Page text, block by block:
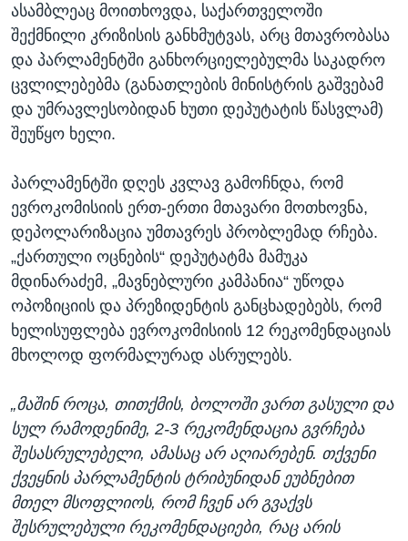
ასამბლეაც მოითხოვდა, საქართველოში
შექმნილი კრიზისის განხმუტვას, არც მთავრობასა
და პარლამენტში განხორციელებულმა საკადრო
ცვლილებებმა (განათლების მინისტრის გაშვებამ
და უმრავლესობიდან ხუთი დეპუტატის წასვლამ)
შეუწყო ხელი.
პარლამენტში დღეს კვლავ გამოჩნდა, რომ
ევროკომისიის ერთ-ერთი მთავარი მოთხოვნა,
დეპოლარიზაცია უმთავრეს პრობლემად რჩება.
„ქართული ოცნების“ დეპუტატმა მამუკა
მდინარაძემ, „მავნებლური კამპანია“ უწოდა
ოპოზიციის და პრეზიდენტის განცხადებებს, რომ
ხელისუფლება ევროკომისიის 12 რეკომენდაციას
მხოლოდ ფორმალურად ასრულებს.
„მაშინ როცა, თითქმის, ბოლოში ვართ გასული და
სულ რამოდენიმე, 2-3 რეკომენდაცია გვრჩება
შესასრულებელი, ამასაც არ აღიარებენ. თქვენი
ქვეყნის პარლამენტის ტრიბუნიდან ეუბნებით
მთელ მსოფლიოს, რომ ჩვენ არ გვაქვს
შესრულებული რეკომენდაციები, რაც არის